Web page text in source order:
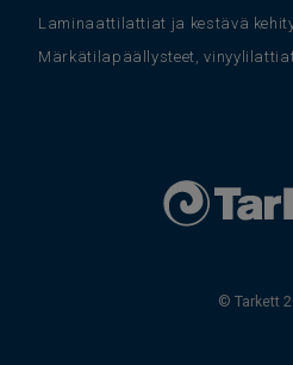
Laminaattilattiat ja kestävä
Märkätilapäällysteet,
© Tarkett